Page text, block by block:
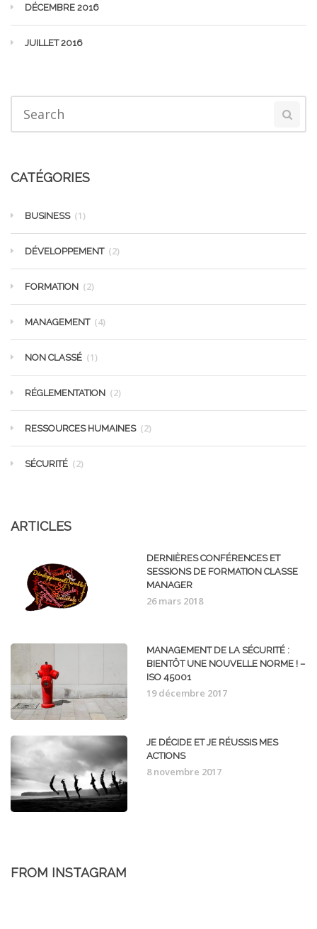
DÉCEMBRE 2016
JUILLET 2016
CATÉGORIES
BUSINESS (1)
DÉVELOPPEMENT (2)
FORMATION (2)
MANAGEMENT (4)
NON CLASSÉ (1)
RÉGLEMENTATION (2)
RESSOURCES HUMAINES (2)
SÉCURITÉ (2)
ARTICLES
DERNIÈRES CONFÉRENCES ET
SESSIONS DE FORMATION CLASSE
MANAGER
26 mars 2018
MANAGEMENT DE LA SÉCURITÉ :
BIENTÔT UNE NOUVELLE NORME ! –
ISO 45001
19 décembre 2017
JE DÉCIDE ET JE RÉUSSIS MES
ACTIONS
8 novembre 2017
FROM INSTAGRAM